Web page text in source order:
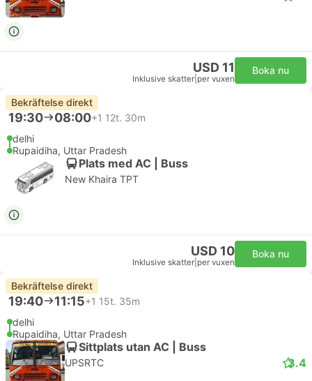
USD 11
Inklusive skatter per vuxen
Boka nu
Bekräftelse direkt
19:30 08:00+1 12t. 30m
delhi
Rupaidiha, Uttar Pradesh
Plats med AC | Buss
New Khaira TPT
USD 10
Inklusive skatter per vuxen
Boka nu
Bekräftelse direkt
19:40 11:15+1 15t. 35m
delhi
Rupaidiha, Uttar Pradesh
Sittplats utan AC | Buss
UPSRTC 3.4